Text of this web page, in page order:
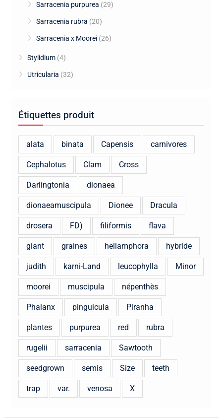
Sarracenia purpurea (29)
Sarracenia rubra (20)
Sarracenia x Moorei (26)
Stylidium (4)
Utricularia (32)
Étiquettes produit
alata binata Capensis carnivores
Cephalotus Clam Cross
Darlingtonia dionaea
dionaeamuscipula Dionee Dracula
drosera FD) filiformis flava
giant graines heliamphora hybride
judith karni-Land leucophylla Minor
moorei muscipula népenthès
Phalanx pinguicula Piranha
plantes purpurea red rubra
rugelii sarracenia Sawtooth
seedgrown semis Size teeth
trap var. venosa X